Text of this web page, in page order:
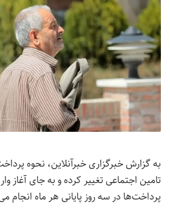
به گزارش خبرگزاری خبرآنلاین، نحوه
تامین اجتماعی تغییر کرده و به جای آغاز
پرداخت‌ها در سه روز پایانی هر ماه انجام